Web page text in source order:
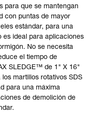
para que se mantengan
con puntas de mayor
estándar, para una
es ideal para aplicaciones
No se necesita
el tiempo de
SLEDGE™ de 1" X 16"
martillos rotativos SDS
para una máxima
de demolición de